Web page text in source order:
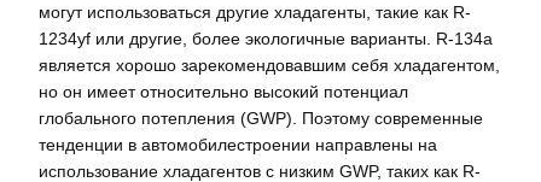
могут использоваться другие хладагенты, такие как R-
1234yf или другие, более экологичные варианты. R-134a
является хорошо зарекомендовавшим себя хладагентом,
но он имеет относительно высокий потенциал
глобального потепления (GWP). Поэтому современные
тенденции в автомобилестроении направлены на
использование хладагентов с низким GWP, таких как R-